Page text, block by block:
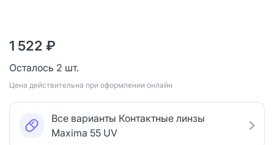
1 522 ₽
Осталось 2 шт.
Цена действительна при оформлении онлайн
Все варианты Контактные линзы
Maxima 55 UV